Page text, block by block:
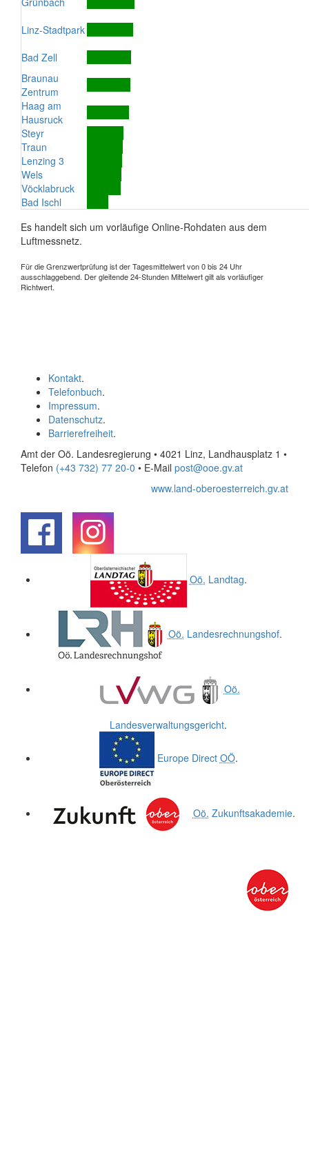
Linz-Stadtpark
Bad Zell
Braunau
Zentrum
Haag am
Hausruck
Steyr
Traun
Lenzing 3
Wels
Vöcklabruck
Bad Ischl
Es handelt sich um vorläufige Online-Rohdaten aus dem
Luftmessnetz.
Für die Grenzwertprüfung ist der Tagesmittelwert von 0 bis 24 Uhr
ausschlaggebend. Der gleitende 24-Stunden Mittelwert gilt als vorläufiger
Richtwert.
Kontakt.
Telefonbuch.
Impressum.
Datenschutz.
Barrierefreiheit.
Amt der Oö. Landesregierung • 4021 Linz, Landhausplatz 1 •
Telefon (+43 732) 77 20-0 • E-Mail post@ooe.gv.at
www.land-oberoesterreich.gv.at
Oö. Landtag.
Oö. Landesrechnungshof.
Oö.
Landesverwaltungsgericht.
Europe Direct OÖ.
Oö. Zukunftsakademie.